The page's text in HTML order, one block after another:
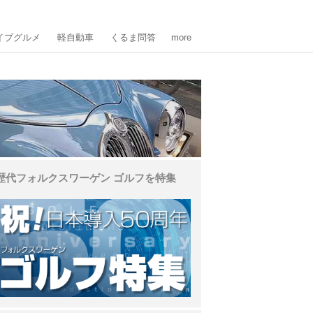
ブグルメ 軽自動車 くるま問答 more
代フォルクスワーゲン ゴルフを特集